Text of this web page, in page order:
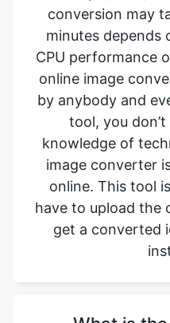
online image
by anybody and
tool, you
knowledge of
image converter
online. This tool
have to upload the
get a converted
What is